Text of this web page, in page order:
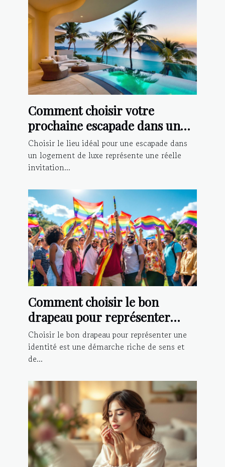
Comment choisir votre
prochaine escapade dans un
logement de luxe ?
Choisir le lieu idéal pour une escapade dans
un logement de luxe représente une réelle
invitation...
Comment choisir le bon
drapeau pour représenter
votre identité?
Choisir le bon drapeau pour représenter une
identité est une démarche riche de sens et
de...